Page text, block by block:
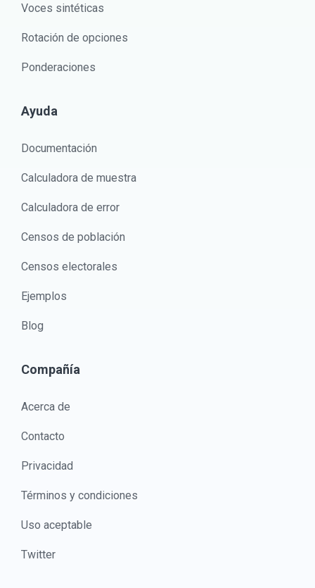
Voces sintéticas
Rotación de opciones
Ponderaciones
Ayuda
Documentación
Calculadora de muestra
Calculadora de error
Censos de población
Censos electorales
Ejemplos
Blog
Compañía
Acerca de
Contacto
Privacidad
Términos y condiciones
Uso aceptable
Twitter